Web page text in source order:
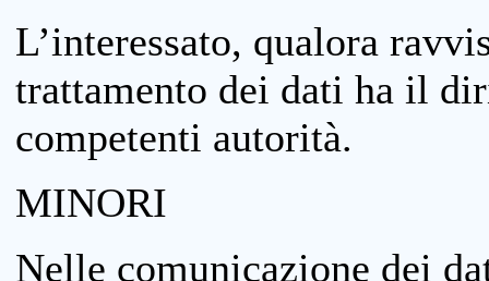
L’interessato, qualora
trattamento dei dati ha il
competenti autorità.
MINORI
Nelle comunicazione dei